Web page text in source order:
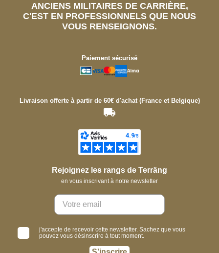
ANCIENS MILITAIRES DE CARRIÈRE,
C'EST EN PROFESSIONNELS QUE NOUS
VOUS RENSEIGNONS.
Paiement sécurisé
Livraison offerte à partir de 60€ d'achat (France et Belgique)
Rejoignez les rangs de Terräng
en vous inscrivant à notre newsletter
j'accepte de recevoir cette newsletter. Sachez que vous
pouvez vous désinscrire à tout moment.